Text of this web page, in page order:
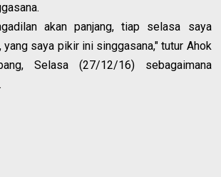
akan panjang, tiap selasa saya
yang saya pikir ini singgasana," tutur Ahok
Selasa (27/12/16) sebagaimana
.